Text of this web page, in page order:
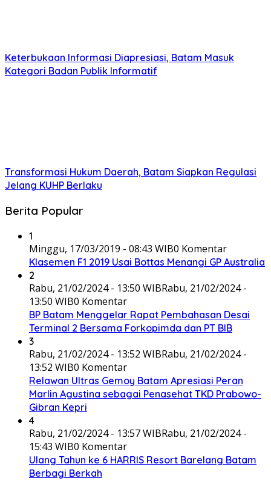
Keterbukaan Informasi Diapresiasi, Batam Masuk
Kategori Badan Publik Informatif
Transformasi Hukum Daerah, Batam Siapkan Regulasi
Jelang KUHP Berlaku
Berita Popular
1
Minggu, 17/03/2019 - 08:43 WIB0 Komentar
Klasemen F1 2019 Usai Bottas Menangi GP Australia
2
Rabu, 21/02/2024 - 13:50 WIBRabu, 21/02/2024 -
13:50 WIB0 Komentar
BP Batam Menggelar Rapat Pembahasan Desai
Terminal 2 Bersama Forkopimda dan PT BIB
3
Rabu, 21/02/2024 - 13:52 WIBRabu, 21/02/2024 -
13:52 WIB0 Komentar
Relawan Ultras Gemoy Batam Apresiasi Peran
Marlin Agustina sebagai Penasehat TKD Prabowo-
Gibran Kepri
4
Rabu, 21/02/2024 - 13:57 WIBRabu, 21/02/2024 -
15:43 WIB0 Komentar
Ulang Tahun ke 6 HARRIS Resort Barelang Batam
Berbagi Berkah